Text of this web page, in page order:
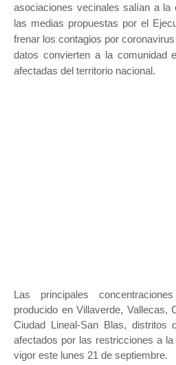
asociaciones vecinales salían a la
las medias propuestas por el
frenar los contagios por
datos convierten a la comunidad
afectadas del territorio nacional.
Las principales
producido en Villaverde, Vallecas,
Ciudad Lineal-San Blas, distritos
afectados por las restricciones a
vigor este lunes 21 de septiembre.